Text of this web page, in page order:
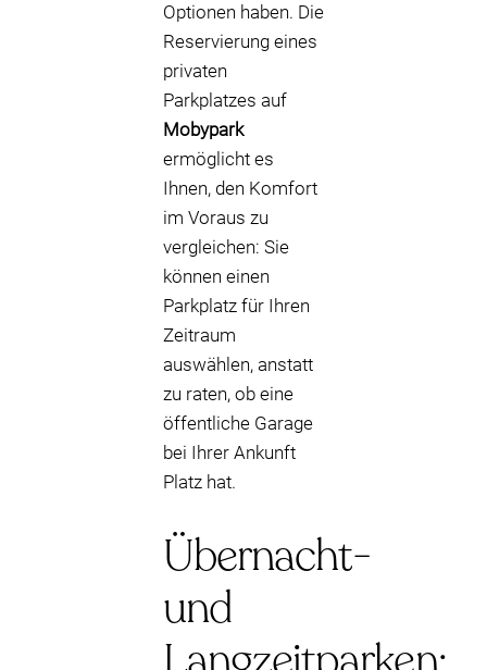
Optionen haben. Die
Reservierung eines
privaten
Parkplatzes auf
Mobypark
ermöglicht es
Ihnen, den Komfort
im Voraus zu
vergleichen: Sie
können einen
Parkplatz für Ihren
Zeitraum
auswählen, anstatt
zu raten, ob eine
öffentliche Garage
bei Ihrer Ankunft
Platz hat.
Übernacht-
und